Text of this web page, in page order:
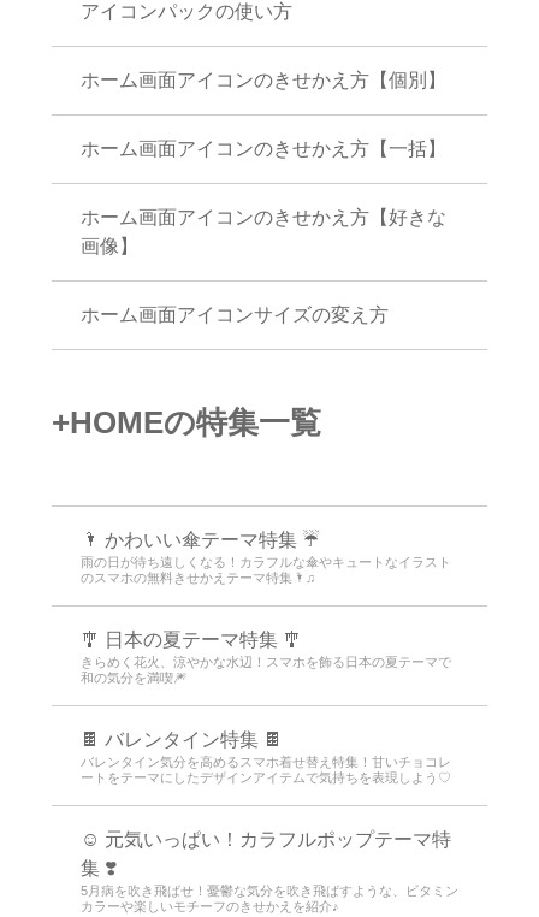
アイコンパックの使い方
ホーム画面アイコンのきせかえ方【個別】
ホーム画面アイコンのきせかえ方【一括】
ホーム画面アイコンのきせかえ方【好きな
画像】
ホーム画面アイコンサイズの変え方
+HOMEの特集一覧
🌂 かわいい傘テーマ特集 ☔
雨の日が待ち遠しくなる！カラフルな傘やキュートなイラスト
のスマホの無料きせかえテーマ特集🌂♫
🎐 日本の夏テーマ特集 🎐
きらめく花火、涼やかな水辺！スマホを飾る日本の夏テーマで
和の気分を満喫🎆
🍫 バレンタイン特集 🍫
バレンタイン気分を高めるスマホ着せ替え特集！甘いチョコレ
ートをテーマにしたデザインアイテムで気持ちを表現しよう♡
☺️ 元気いっぱい！カラフルポップテーマ特
集 ❣️
5月病を吹き飛ばせ！憂鬱な気分を吹き飛ばすような、ビタミン
カラーや楽しいモチーフのきせかえを紹介♪